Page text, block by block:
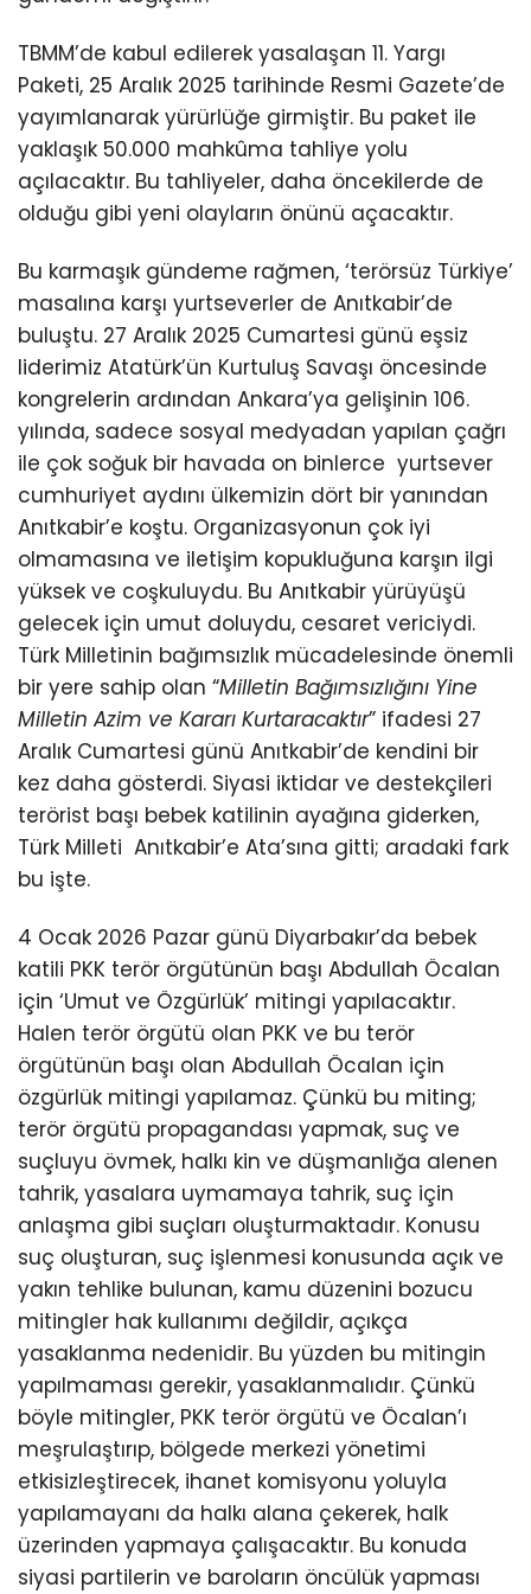
TBMM’de kabul edilerek yasalaşan 11. Yargı
Paketi, 25 Aralık 2025 tarihinde Resmi Gazete’de
yayımlanarak yürürlüğe girmiştir. Bu paket ile
yaklaşık 50.000 mahkûma tahliye yolu
açılacaktır. Bu tahliyeler, daha öncekilerde de
olduğu gibi yeni olayların önünü açacaktır.
Bu karmaşık gündeme rağmen, ‘terörsüz Türkiye’
masalına karşı yurtseverler de Anıtkabir’de
buluştu. 27 Aralık 2025 Cumartesi günü eşsiz
liderimiz Atatürk’ün Kurtuluş Savaşı öncesinde
kongrelerin ardından Ankara’ya gelişinin 106.
yılında, sadece sosyal medyadan yapılan çağrı
ile çok soğuk bir havada on binlerce yurtsever
cumhuriyet aydını ülkemizin dört bir yanından
Anıtkabir’e koştu. Organizasyonun çok iyi
olmamasına ve iletişim kopukluğuna karşın ilgi
yüksek ve coşkuluydu. Bu Anıtkabir yürüyüşü
gelecek için umut doluydu, cesaret vericiydi.
Türk Milletinin bağımsızlık mücadelesinde önemli
bir yere sahip olan “Milletin Bağımsızlığını Yine
Milletin Azim ve Kararı Kurtaracaktır” ifadesi 27
Aralık Cumartesi günü Anıtkabir’de kendini bir
kez daha gösterdi. Siyasi iktidar ve destekçileri
terörist başı bebek katilinin ayağına giderken,
Türk Milleti Anıtkabir’e Ata’sına gitti; aradaki fark
bu işte.
4 Ocak 2026 Pazar günü Diyarbakır’da bebek
katili PKK terör örgütünün başı Abdullah Öcalan
için ‘Umut ve Özgürlük’ mitingi yapılacaktır.
Halen terör örgütü olan PKK ve bu terör
örgütünün başı olan Abdullah Öcalan için
özgürlük mitingi yapılamaz. Çünkü bu miting;
terör örgütü propagandası yapmak, suç ve
suçluyu övmek, halkı kin ve düşmanlığa alenen
tahrik, yasalara uymamaya tahrik, suç için
anlaşma gibi suçları oluşturmaktadır. Konusu
suç oluşturan, suç işlenmesi konusunda açık ve
yakın tehlike bulunan, kamu düzenini bozucu
mitingler hak kullanımı değildir, açıkça
yasaklanma nedenidir. Bu yüzden bu mitingin
yapılmaması gerekir, yasaklanmalıdır. Çünkü
böyle mitingler, PKK terör örgütü ve Öcalan’ı
meşrulaştırıp, bölgede merkezi yönetimi
etkisizleştirecek, ihanet komisyonu yoluyla
yapılamayanı da halkı alana çekerek, halk
üzerinden yapmaya çalışacaktır. Bu konuda
siyasi partilerin ve baroların öncülük yapması